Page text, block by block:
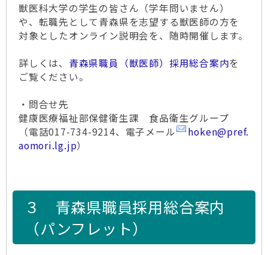
獣医科大学の学生の皆さん（学年問いません）
や、転職先として青森県を志望する獣医師の方を
対象としたオンライン説明会を、随時開催します。
詳しくは、 青森県職員（獣医師）採用総合案内を
ご覧ください。
・問合せ先
健康医療福祉部保健衛生課 食品衛生グループ
（電話017-734-9214、電子メール
hoken@pref.
aomori.lg.jp）
３ 青森県職員採用総合案内
（パンフレット）